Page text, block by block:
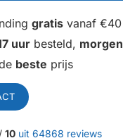
gratis vanaf €40
uur besteld, morgen
beste prijs
/ 10 uit 64868 reviews